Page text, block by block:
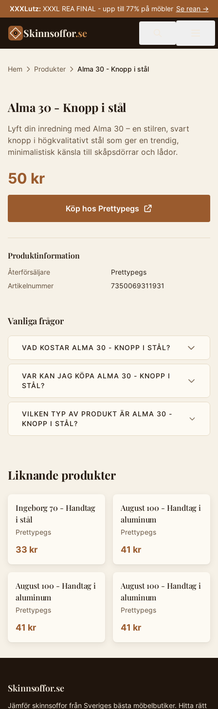
XXXLutz: XXXL REA FINAL - upp till 77% på möbler Se rean →
Skinnsoffor.se
Hem Produkter Alma 30 - Knopp i stål
Alma 30 - Knopp i stål
Lyft din inredning med Alma 30 – en stilren, svart
knopp i högkvalitativt stål som ger en trendig,
minimalistisk känsla till skåpsdörrar och lådor.
50 kr
Köp hos Prettypegs
Produktinformation
Återförsäljare
Prettypegs
Artikelnummer
7350069311931
Vanliga frågor
VAD KOSTAR ALMA 30 - KNOPP I STÅL?
VAR KAN JAG KÖPA ALMA 30 - KNOPP I
STÅL?
VILKEN TYP AV PRODUKT ÄR ALMA 30 -
KNOPP I STÅL?
Liknande produkter
Ingeborg 70 - Handtag
i stål
Prettypegs
33 kr
August 100 - Handtag i
aluminum
Prettypegs
41 kr
August 100 - Handtag i
aluminum
Prettypegs
41 kr
August 100 - Handtag i
aluminum
Prettypegs
41 kr
Skinnsoffor.se
Jämför skinnsoffor från Sveriges bästa möbelbutiker. Hitta rätt